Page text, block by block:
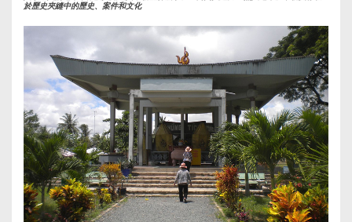
於歷史夾縫中的歷史、案件和文化